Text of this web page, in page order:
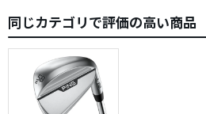
やはり構えた時の文句のつけよう
ません
コブラＫＩＮＧウェッジと比較す
え顔に見えるのが不思議
どこから見てもカッコイイ！
同じカテゴリで評価の高い商品